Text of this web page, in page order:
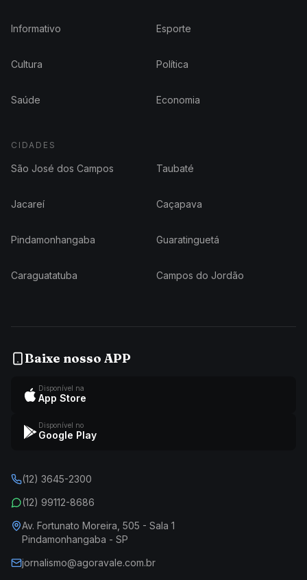
Informativo Esporte
Cultura Política
Saúde Economia
CIDADES
São José dos Campos Taubaté
Jacareí Caçapava
Pindamonhangaba Guaratinguetá
Caraguatatuba Campos do Jordão
Baixe nosso APP
Disponível na
App Store
Disponível no
Google Play
(12) 3645-2300
(12) 99112-8686
Av. Fortunato Moreira, 505 - Sala 1
Pindamonhangaba - SP
jornalismo@agoravale.com.br